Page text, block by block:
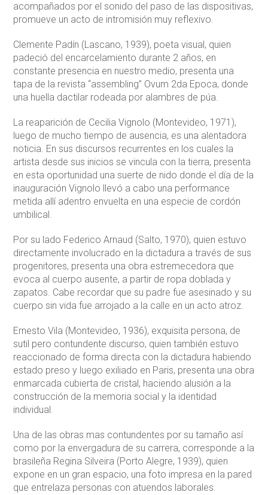
acompañados por el sonido del paso de las dispositivas,
promueve un acto de intromisión muy reflexivo.
Clemente Padín (Lascano, 1939), poeta visual, quien
padeció del encarcelamiento durante 2 años, en
constante presencia en nuestro medio, presenta una
tapa de la revista “assembling” Ovum 2da Epoca, donde
una huella dactilar rodeada por alambres de púa.
La reaparición de Cecilia Vignolo (Montevideo, 1971),
luego de mucho tiempo de ausencia, es una alentadora
noticia. En sus discursos recurrentes en los cuales la
artista desde sus inicios se vincula con la tierra, presenta
en esta oportunidad una suerte de nido donde el día de la
inauguración Vignolo llevó a cabo una performance
metida allí adentro envuelta en una especie de cordón
umbilical.
Por su lado Federico Arnaud (Salto, 1970), quien estuvo
directamente involucrado en la dictadura a través de sus
progenitores, presenta una obra estremecedora que
evoca al cuerpo ausente, a partir de ropa doblada y
zapatos. Cabe recordar que su padre fue asesinado y su
cuerpo sin vida fue arrojado a la calle en un acto atroz.
Ernesto Vila (Montevideo, 1936), exquisita persona, de
sutil pero contundente discurso, quien también estuvo
reaccionado de forma directa con la dictadura habiendo
estado preso y luego exiliado en Paris, presenta una obra
enmarcada cubierta de cristal, haciendo alusión a la
construcción de la memoria social y la identidad
individual.
Una de las obras mas contundentes por su tamaño así
como por la envergadura de su carrera, corresponde a la
brasileña Regina Silveira (Porto Alegre, 1939), quien
expone en un gran espacio, una foto impresa en la pared
que entrelaza personas con atuendos laborales.